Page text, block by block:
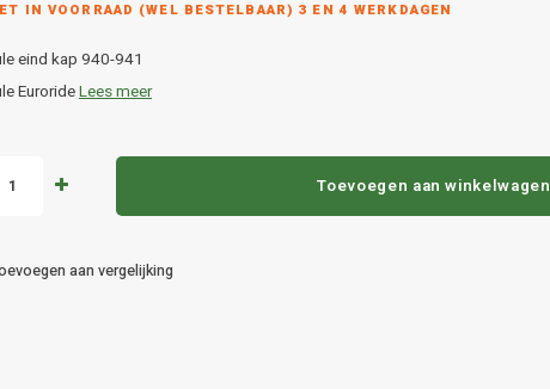
IN VOORRAAD (WEL BESTELBAAR) 3 EN 4 WERKDAGEN
eind kap 940-941
EurorideLees meer
Toevoegen aan winkelwagen
aan vergelijking